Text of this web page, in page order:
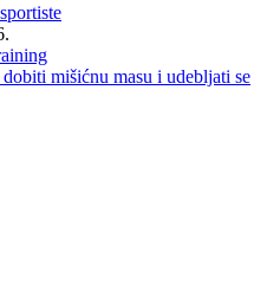
mišićnu masu i udebljati se